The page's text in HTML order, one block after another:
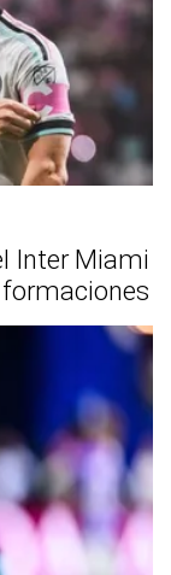
Inter Miami
formaciones